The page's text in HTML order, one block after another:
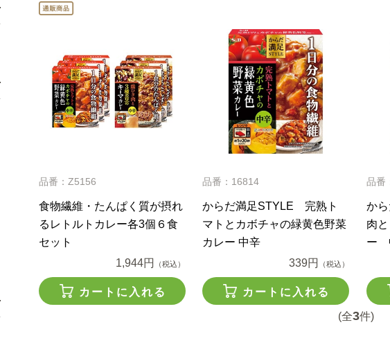
品番：Z5156
食物繊維・たんぱく質が摂れ
るレトルトカレー各3個６食
セット
1,944円
（税込）
カートに入れる
品番：16814
からだ満足STYLE 完熟ト
マトとカボチャの緑黄色野菜
カレー 中辛
339円
（税込）
カートに入れる
品番
か
肉
ー
(全3件)